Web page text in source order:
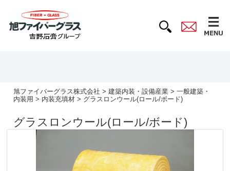
旭ファイバーグラス株式会社 >建築内装・設備産業 >一般建築・
内装用 > 内装充填材 > グラスロンウール(ロール/ボード)
グラスロンウール(ロール/ボード)